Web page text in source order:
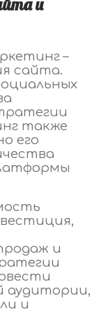
–
сайта.
также
его
и
аудитории,
и